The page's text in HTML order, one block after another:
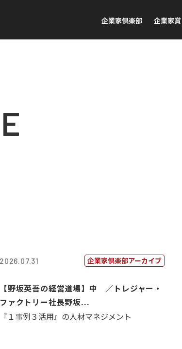
企業家倶楽部 企業家賞
2026.07.31 企業家倶楽部アーカイブ
【野坂英吾の経営道場】中 ／トレジャー・
ファクトリー社長野坂...
『１事例３活用』の人材マネジメント